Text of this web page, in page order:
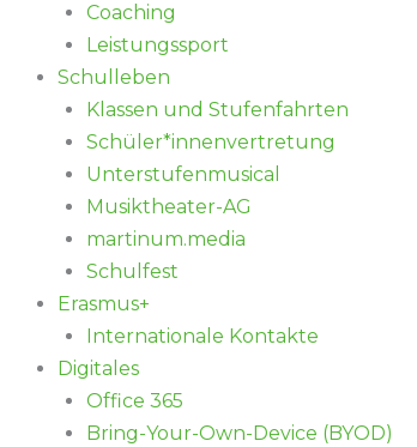
Coaching
Leistungssport
Schulleben
Klassen und Stufenfahrten
Schüler*innenvertretung
Unterstufenmusical
Musiktheater-AG
martinum.media
Schulfest
Erasmus+
Internationale Kontakte
Digitales
Office 365
Bring-Your-Own-Device (BYOD)